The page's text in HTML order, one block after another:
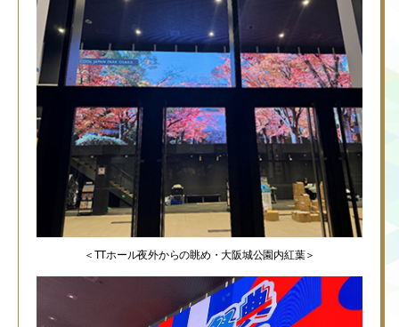
＜TTホール夜外からの眺め・大阪城公園内紅葉＞